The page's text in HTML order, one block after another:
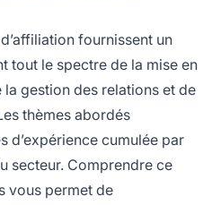
fournissent un
tout le spectre de la mise en
la gestion des relations et de
thèmes abordés
d’expérience cumulée par
secteur. Comprendre ce
vous permet de